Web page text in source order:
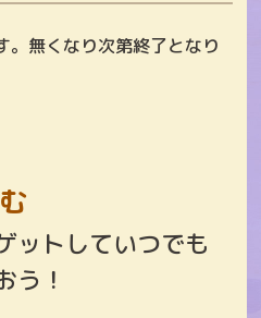
。無くなり次第終了となり
ットしていつでも
う！